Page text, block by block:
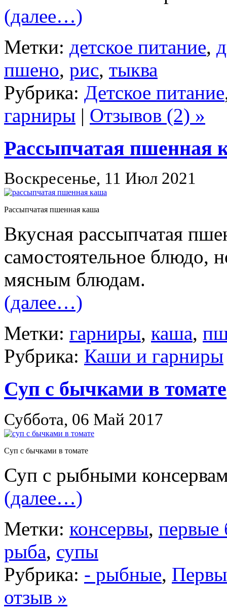
(далее…)
Метки: детское питание,
пшено, рис, тыква
Рубрика: Детское питание
гарниры | Отзывов (2) »
Рассыпчатая пшенная
Воскресенье, 11 Июл 2021
Рассыпчатая пшенная каша
Вкусная рассыпчатая
самостоятельное блюдо,
мясным блюдам.
(далее…)
Метки: гарниры, каша,
Рубрика: Каши и гарниры
Суп с бычками в томате
Суббота, 06 Май 2017
Суп с бычками в томате
Суп с рыбными
(далее…)
Метки: консервы, первые
рыба, супы
Рубрика: - рыбные,
отзыв »